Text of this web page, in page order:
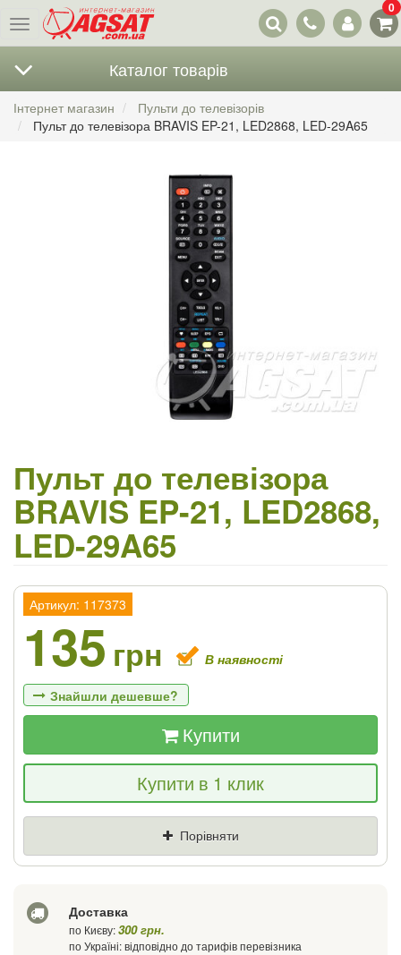
Меню
Наші
контакти
0
Каталог товарів
Інтернет магазин
Пульти до телевізорів
Пульт до телевізора BRAVIS EP-21, LED2868, LED-29A65
Пульт до телевізора
BRAVIS EP-21, LED2868,
LED-29A65
Артикул: 117373
135 грн В наявності
Знайшли дешевше?
Якщо Ви знайдете товар дешевше - ми
знизимо ціну і подаруємо % від різниці
Купити
Купити в 1 клик
Порівняти
Доставка
по Києву:300 грн.
по Україні: відповідно до тарифів перевізника